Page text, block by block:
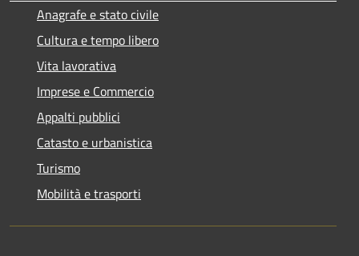
Anagrafe e stato civile
Cultura e tempo libero
Vita lavorativa
Imprese e Commercio
Appalti pubblici
Catasto e urbanistica
Turismo
Mobilità e trasporti